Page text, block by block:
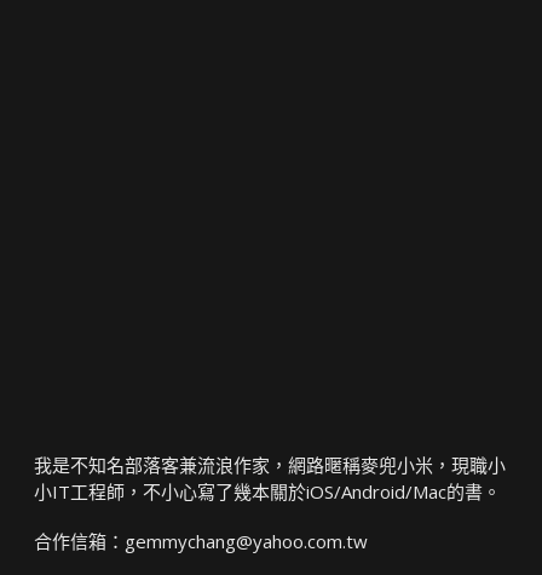
我是不知名部落客兼流浪作家，網路暱稱麥兜小米，現職小
小IT工程師，不小心寫了幾本關於iOS/Android/Mac的書。
合作信箱： gemmychang@yahoo.com.tw